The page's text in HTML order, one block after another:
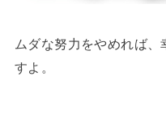
ムダな努力をやめれば
すよ。